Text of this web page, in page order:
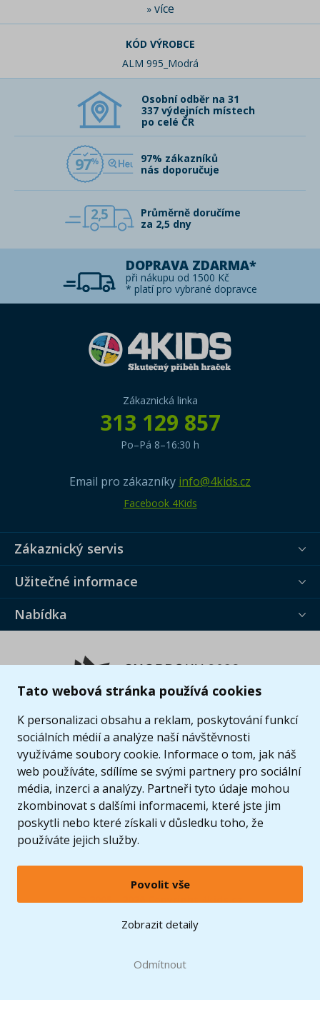
Tato webová stránka používá cookies
K personalizaci obsahu a reklam, poskytování funkcí
sociálních médií a analýze naší návštěvnosti
využíváme soubory cookie. Informace o tom, jak náš
web používáte, sdílíme se svými partnery pro sociální
média, inzerci a analýzy. Partneři tyto údaje mohou
zkombinovat s dalšími informacemi, které jste jim
poskytli nebo které získali v důsledku toho, že
používáte jejich služby.
Povolit vše
Zobrazit detaily
Odmítnout
» více
KÓD VÝROBCE
ALM 995_Modrá
Osobní odběr na 31
337 výdejních místech
po celé ČR
97
97% zákazníků
nás doporučuje
2,5
Průměrně doručíme
za 2,5 dny
DOPRAVA ZDARMA*
při nákupu od 1500 Kč
* platí pro vybrané dopravce
Zákaznická linka
313 129 857
Po–Pá 8–16:30 h
Email pro zákazníky info@4kids.cz
Facebook 4Kids
Zákaznický servis
Užitečné informace
Nabídka
© 2005 - 2026 Copyright 4kids.cz
LEGO, logo LEGO a minifigurka jsou ochrannými známkami společnosti LEGO Group. ©
2024 The LEGO Group.
Zobrazit verzi pro desktop
při nákupu od